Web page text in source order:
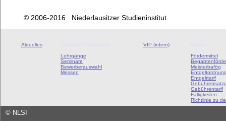
© 2006-2016 Niederlausitzer Studieninstitut
Aktuelles
Lehrgänge
Seminare
Bewerberauswahl
Messen
VIP (intern)
Fördermittel
Meisterbafög
Entgelttarif
Gebührentarif
Fälligkeiten
Richtlinie zu
© NLSI